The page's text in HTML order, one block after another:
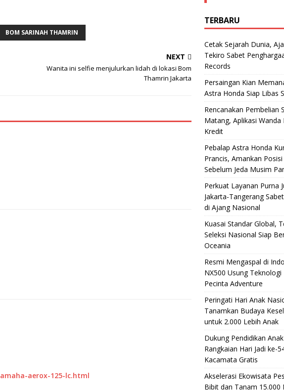
BOM SARINAH THAMRIN
NEXT
Wanita ini selfie menjulurkan lidah di lokasi Bom
Thamrin Jakarta
aerox-125-lc.html
TERBARU
Cetak Sejarah Dunia,
Tekiro Sabet
Records
Persaingan Kian
Astra Honda Siap Libas
Rencanakan Pembelian
Matang, Aplikasi Wanda
Kredit
Pebalap Astra Honda
Prancis, Amankan
Sebelum Jeda Musim
Perkuat Layanan Purna
Jakarta-Tangerang
di Ajang Nasional
Kuasai Standar Global,
Seleksi Nasional Siap
Oceania
Resmi Mengaspal di
NX500 Usung
Pecinta Adventure
Peringati Hari Anak
Tanamkan Budaya
untuk 2.000 Lebih Anak
Dukung Pendidikan
Rangkaian Hari Jadi ke-
Kacamata Gratis
Akselerasi Ekowisata
Bibit dan Tanam